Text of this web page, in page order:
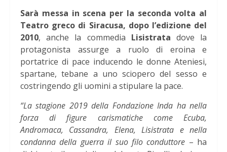
Sarà messa in scena per la seconda volta al
Teatro greco di Siracusa, dopo l’edizione del
2010, anche la commedia Lisistrata dove la
protagonista assurge a ruolo di eroina e
portatrice di pace inducendo le donne Ateniesi,
spartane, tebane a uno sciopero del sesso e
costringendo gli uomini a stipulare la pace.
“La stagione 2019 della Fondazione Inda ha nella
forza di figure carismatiche come Ecuba,
Andromaca, Cassandra, Elena, Lisistrata e nella
condanna della guerra il suo filo conduttore – ha